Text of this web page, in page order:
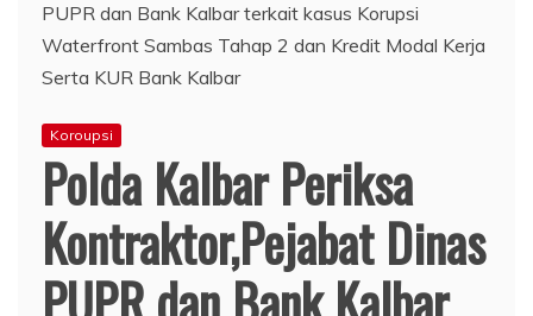
Koroupsi
Polda Kalbar Periksa
Kontraktor,Pejabat Dinas